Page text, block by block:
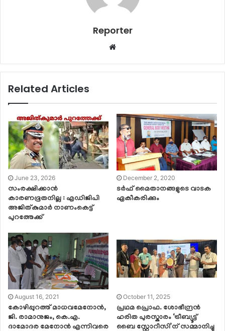
Reporter
Website
Related Articles
June 23, 2026
സംരക്ഷിക്കാൻ
കാരണഭൂതനില്ല : എഡിജിപി
അജിത്കുമാർ നാണംകെട്ട്
പുറത്തേക്ക്
December 2, 2020
ടര്‍ഫ് മൈതാനങ്ങളുടെ വാടക
ഏകീകരിക്കും
August 16, 2021
കോഴിപ്പുറത്ത് മാധവമേനോന്‍,
ജി. രാമാനുജം, കെ.എ.
ദാമോദര മേനോന്‍ എന്നിവരെ
October 11, 2025
പ്രഥമ പ്രൊഫ. ശോഭീന്ദ്രൻ
ഹരിത പുരസ്കാരം ‘ട്രീബ്യൂട്ട്
ബൈ സ്റ്റോറീസി’ന് സമ്മാനിച്ചു